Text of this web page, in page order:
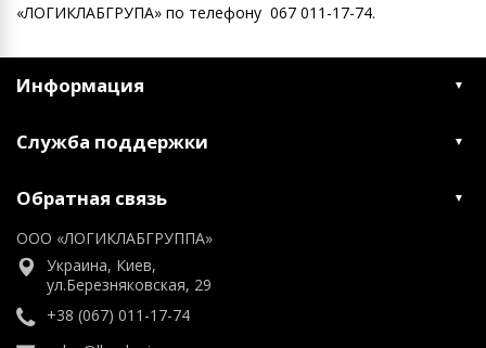
«ЛОГИКЛАБГРУПА» по телефону 067 011-17-74.
Информация
Служба поддержки
Обратная связь
ООО «ЛОГИКЛАБГРУППА»
Украина, Киев,
ул.Березняковская, 29
+38 (067) 011-17-74